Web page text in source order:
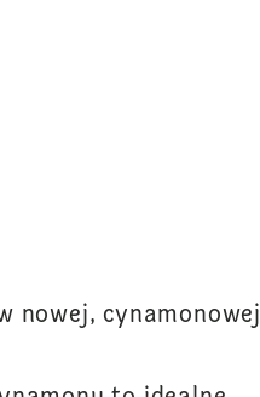
nowej, cynamonowej